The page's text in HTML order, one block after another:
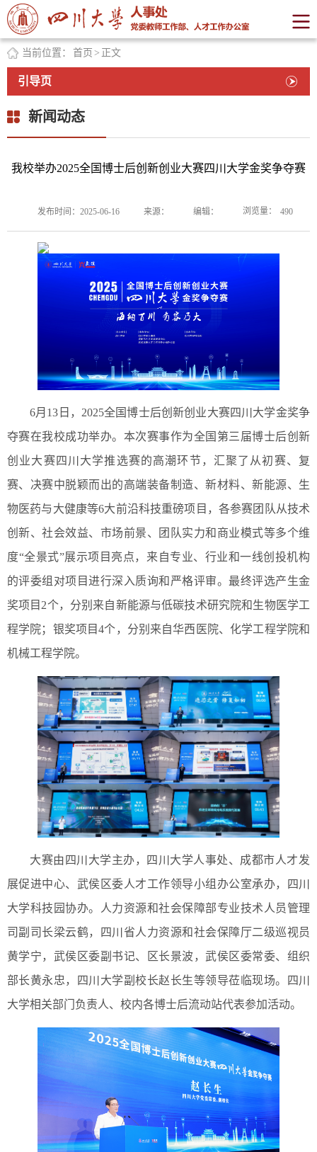
当前位置： 首页 > 正文
引导页
新闻动态
我校举办2025全国博士后创新创业大赛四川大学金奖争夺赛
发布时间：2025-06-16 来源： 编辑： 浏览量： 490
6月13日，2025全国博士后创新创业大赛四川大学金奖争
夺赛在我校成功举办。本次赛事作为全国第三届博士后创新
创业大赛四川大学推选赛的高潮环节，汇聚了从初赛、复
赛、决赛中脱颖而出的高端装备制造、新材料、新能源、生
物医药与大健康等6大前沿科技重磅项目，各参赛团队从技术
创新、社会效益、市场前景、团队实力和商业模式等多个维
度“全景式”展示项目亮点，来自专业、行业和一线创投机构
的评委组对项目进行深入质询和严格评审。最终评选产生金
奖项目2个，分别来自新能源与低碳技术研究院和生物医学工
程学院；银奖项目4个，分别来自华西医院、化学工程学院和
机械工程学院。
大赛由四川大学主办，四川大学人事处、成都市人才发
展促进中心、武侯区委人才工作领导小组办公室承办，四川
大学科技园协办。人力资源和社会保障部专业技术人员管理
司副司长梁云鹤，四川省人力资源和社会保障厅二级巡视员
黄学宁，武侯区委副书记、区长景波，武侯区委常委、组织
部长黄永忠，四川大学副校长赵长生等领导莅临现场。四川
大学相关部门负责人、校内各博士后流动站代表参加活动。